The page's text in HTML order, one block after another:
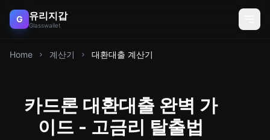
G 유리지갑
Glasswallet
Home 계산기 대환대출 계산기
카드론 대환대출 완벽 가
이드 - 고금리 탈출법